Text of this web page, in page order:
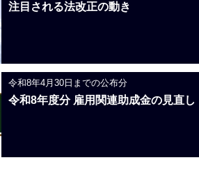
注目される法改正の動き
令和8年4月30日までの公布分
令和8年度分 雇用関連助成金の見直し